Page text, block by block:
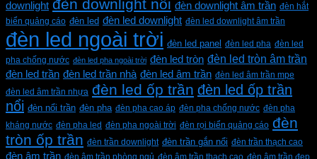
downlight đèn downlight nổi đèn downlight âm trần đèn hắt
biển quảng cáo đèn led đèn led downlight đèn led downlight âm trần
đèn led ngoài trời đèn led panel đèn led pha đèn led
pha chống nước đèn led pha ngoài trời đèn led tròn đèn led tròn âm trần
đèn led trần đèn led trần nhà đèn led âm trần đèn led âm trần mpe
đèn led âm trần nhựa đèn led ốp trần đèn led ốp trần
nổi đèn nổi trần đèn pha đèn pha cao áp đèn pha chống nước đèn pha
kháng nước đèn pha led đèn pha ngoài trời đèn rọi biển quảng cáo đèn
tròn ốp trần đèn trần downlight đèn trần gắn nổi đèn trần thạch cao
đèn âm trần đèn âm trần phòng ngủ đèn âm trần thạch cao đèn âm trần đẹp